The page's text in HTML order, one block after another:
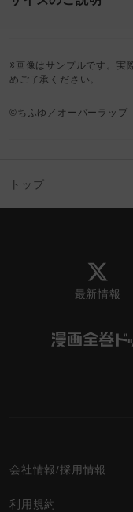
※画像はサンプルです。実
めご了承ください。
©ちふゆ／オーバーラップ
トップ
最新情報
会社情報/採用情報
利用規約